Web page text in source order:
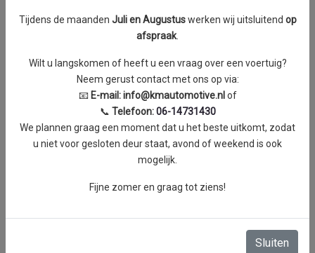
Cilinderinhoud
1984 cc
185 kW / 251 PK
Topsnelheid
239 km/h
Acceleratie (0-100 km/h)
5.3 seconden
Maximum aantal toeren
per minuut
5000 RPM
Koppel
0 Nm
2.4 l/100km
Tijdens de maanden Juli en Augustuswerken wij uitsluitend op
afspraak.
Wilt u langskomen of heeft u een vraag over een voertuig?
Neem gerust contact met ons op via:
📧 E-mail:info@kmautomotive.nl of
📞 Telefoon:06-14731430
We plannen graag een moment dat u het beste uitkomt, zodat
u niet voor gesloten deur staat, avond of weekend is ook
mogelijk.
Fijne zomer en graag tot ziens!
Sluiten